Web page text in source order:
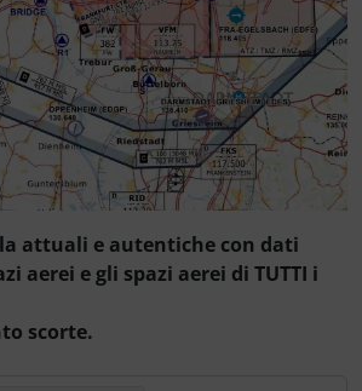
attuali e autentiche con dati
aerei e gli spazi aerei di TUTTI i
scorte.
di emergenza